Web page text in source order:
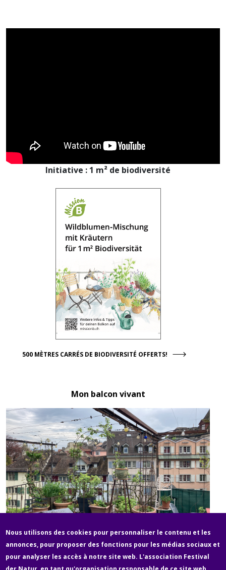
Initiative : 1 m² de biodiversité
500 MÈTRES CARRÉS DE BIODIVERSITÉ OFFERTS!
Mon balcon vivant
VERS LE SITE
Nous utilisons des cookies pour personnaliser le contenu et les
annonces, pour proposer des fonctions pour les médias sociaux et
pour analyser les accès à notre site web. L'association Festival